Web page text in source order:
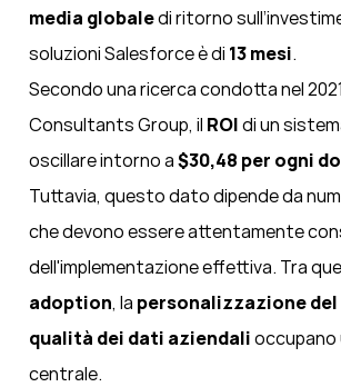
media globaledi ritorno
soluzioni Salesforce è di 13 mesi.
Secondo una ricerca condotta nel
Consultants Group, il ROIdi un
oscillare intorno a$30,48 per ogni
Tuttavia, questo dato dipende da
che devono essere attentamente
dell'implementazione effettiva. Tra
adoption, la personalizzazione
qualità dei dati aziendalioccupano
centrale.